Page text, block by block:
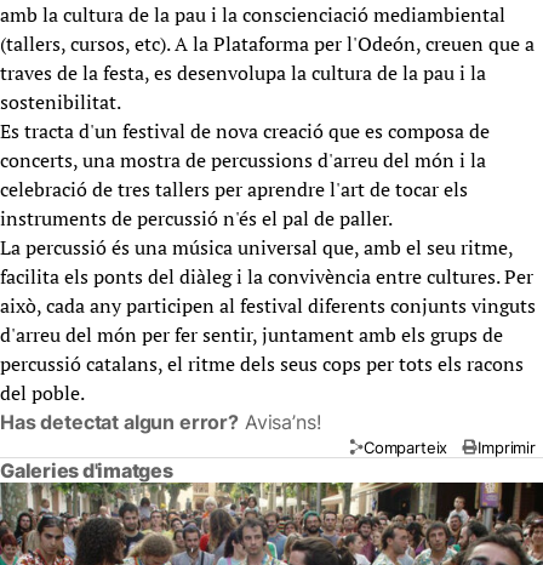
amb la cultura de la pau i la conscienciació mediambiental
(tallers, cursos, etc). A la Plataforma per l'Odeón, creuen que a
traves de la festa, es desenvolupa la cultura de la pau i la
sostenibilitat.
Es tracta d'un festival de nova creació que es composa de
concerts, una mostra de percussions d'arreu del món i la
celebració de tres tallers per aprendre l'art de tocar els
instruments de percussió n'és el pal de paller.
La percussió és una música universal que, amb el seu ritme,
facilita els ponts del diàleg i la convivència entre cultures. Per
això, cada any participen al festival diferents conjunts vinguts
d'arreu del món per fer sentir, juntament amb els grups de
percussió catalans, el ritme dels seus cops per tots els racons
del poble.
Has detectat algun error? Avisa’ns!
Comparteix Imprimir
Galeries d'imatges